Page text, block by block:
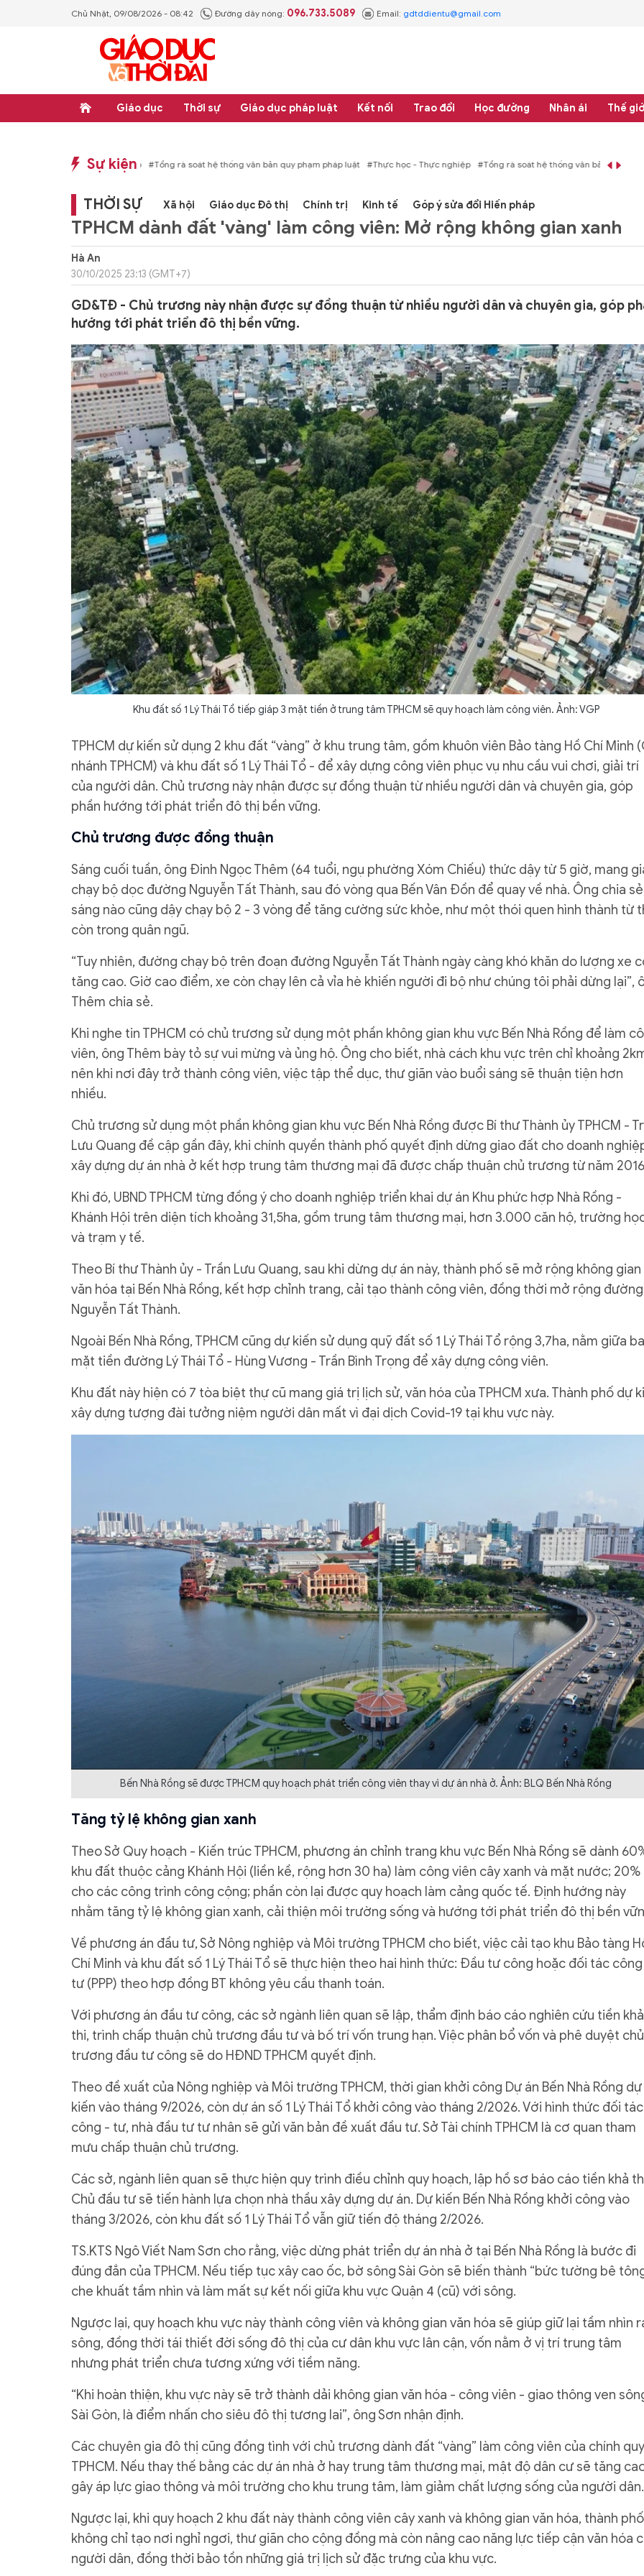
Chủ Nhật, 09/08/2026 - 08:42 Đường dây nóng: 096.733.5089 Email: gdtddientu@gmail.com
Giáo dục Thời sự Giáo dục pháp luật Kết nối Trao đổi Học đường Nhân ái Thế
Sự kiện
#Thực học - Thực nghiệp #Tổng rà soát hệ thống văn bản quy phạm pháp luật #Thực học - Thực nghiệp #Tổng rà soát hệ thống văn bản quy phạm
THỜI SỰ Xã hội Giáo dục Đô thị Chính trị Kinh tế Góp ý sửa đổi Hiến pháp
TPHCM dành đất 'vàng' làm công viên: Mở rộng không gian xanh
Hà An
30/10/2025 23:13 (GMT+7)
GD&TĐ - Chủ trương này nhận được sự đồng thuận từ nhiều người dân và chuyên gia, góp
hướng tới phát triển đô thị bền vững.
Khu đất số 1 Lý Thái Tổ tiếp giáp 3 mặt tiền ở trung tâm TPHCM sẽ quy hoạch làm công viên. Ảnh: VGP
TPHCM dự kiến sử dụng 2 khu đất “vàng” ở khu trung tâm, gồm khuôn viên Bảo tàng Hồ Chí Minh
nhánh TPHCM) và khu đất số 1 Lý Thái Tổ - để xây dựng công viên phục vụ nhu cầu vui chơi, giải trí
của người dân. Chủ trương này nhận được sự đồng thuận từ nhiều người dân và chuyên gia, góp
phần hướng tới phát triển đô thị bền vững.
Chủ trương được đồng thuận
Sáng cuối tuần, ông Đinh Ngọc Thêm (64 tuổi, ngụ phường Xóm Chiếu) thức dậy từ 5 giờ, mang
chạy bộ dọc đường Nguyễn Tất Thành, sau đó vòng qua Bến Vân Đồn để quay về nhà. Ông chia
sáng nào cũng dậy chạy bộ 2 - 3 vòng để tăng cường sức khỏe, như một thói quen hình thành từ
còn trong quân ngũ.
“Tuy nhiên, đường chạy bộ trên đoạn đường Nguyễn Tất Thành ngày càng khó khăn do lượng xe
tăng cao. Giờ cao điểm, xe còn chạy lên cả vỉa hè khiến người đi bộ như chúng tôi phải dừng lại”,
Thêm chia sẻ.
Khi nghe tin TPHCM có chủ trương sử dụng một phần không gian khu vực Bến Nhà Rồng để làm
viên, ông Thêm bày tỏ sự vui mừng và ủng hộ. Ông cho biết, nhà cách khu vực trên chỉ khoảng
nên khi nơi đây trở thành công viên, việc tập thể dục, thư giãn vào buổi sáng sẽ thuận tiện hơn
nhiều.
Chủ trương sử dụng một phần không gian khu vực Bến Nhà Rồng được Bí thư Thành ủy TPHCM -
Lưu Quang đề cập gần đây, khi chính quyền thành phố quyết định dừng giao đất cho doanh
xây dựng dự án nhà ở kết hợp trung tâm thương mại đã được chấp thuận chủ trương từ năm
Khi đó, UBND TPHCM từng đồng ý cho doanh nghiệp triển khai dự án Khu phức hợp Nhà Rồng -
Khánh Hội trên diện tích khoảng 31,5ha, gồm trung tâm thương mại, hơn 3.000 căn hộ, trường
và trạm y tế.
Theo Bí thư Thành ủy - Trần Lưu Quang, sau khi dừng dự án này, thành phố sẽ mở rộng không gian
văn hóa tại Bến Nhà Rồng, kết hợp chỉnh trang, cải tạo thành công viên, đồng thời mở rộng đường
Nguyễn Tất Thành.
Ngoài Bến Nhà Rồng, TPHCM cũng dự kiến sử dụng quỹ đất số 1 Lý Thái Tổ rộng 3,7ha, nằm giữa ba
mặt tiền đường Lý Thái Tổ - Hùng Vương - Trần Bình Trọng để xây dựng công viên.
Khu đất này hiện có 7 tòa biệt thự cũ mang giá trị lịch sử, văn hóa của TPHCM xưa. Thành phố dự
xây dựng tượng đài tưởng niệm người dân mất vì đại dịch Covid-19 tại khu vực này.
Bến Nhà Rồng sẽ được TPHCM quy hoạch phát triển công viên thay vì dự án nhà ở. Ảnh: BLQ Bến Nhà Rồng
Tăng tỷ lệ không gian xanh
Theo Sở Quy hoạch - Kiến trúc TPHCM, phương án chỉnh trang khu vực Bến Nhà Rồng sẽ dành
khu đất thuộc cảng Khánh Hội (liền kề, rộng hơn 30 ha) làm công viên cây xanh và mặt nước; 20%
cho các công trình công cộng; phần còn lại được quy hoạch làm cảng quốc tế. Định hướng này
nhằm tăng tỷ lệ không gian xanh, cải thiện môi trường sống và hướng tới phát triển đô thị bền
Về phương án đầu tư, Sở Nông nghiệp và Môi trường TPHCM cho biết, việc cải tạo khu Bảo tàng
Chí Minh và khu đất số 1 Lý Thái Tổ sẽ thực hiện theo hai hình thức: Đầu tư công hoặc đối tác
tư (PPP) theo hợp đồng BT không yêu cầu thanh toán.
Với phương án đầu tư công, các sở ngành liên quan sẽ lập, thẩm định báo cáo nghiên cứu tiền khả
thi, trình chấp thuận chủ trương đầu tư và bố trí vốn trung hạn. Việc phân bổ vốn và phê duyệt chủ
trương đầu tư công sẽ do HĐND TPHCM quyết định.
Theo đề xuất của Nông nghiệp và Môi trường TPHCM, thời gian khởi công Dự án Bến Nhà Rồng dự
kiến vào tháng 9/2026, còn dự án số 1 Lý Thái Tổ khởi công vào tháng 2/2026. Với hình thức đối tác
công - tư, nhà đầu tư tư nhân sẽ gửi văn bản đề xuất đầu tư. Sở Tài chính TPHCM là cơ quan tham
mưu chấp thuận chủ trương.
Các sở, ngành liên quan sẽ thực hiện quy trình điều chỉnh quy hoạch, lập hồ sơ báo cáo tiền khả
Chủ đầu tư sẽ tiến hành lựa chọn nhà thầu xây dựng dự án. Dự kiến Bến Nhà Rồng khởi công vào
tháng 3/2026, còn khu đất số 1 Lý Thái Tổ vẫn giữ tiến độ tháng 2/2026.
TS.KTS Ngô Viết Nam Sơn cho rằng, việc dừng phát triển dự án nhà ở tại Bến Nhà Rồng là bước đi
đúng đắn của TPHCM. Nếu tiếp tục xây cao ốc, bờ sông Sài Gòn sẽ biến thành “bức tường bê
che khuất tầm nhìn và làm mất sự kết nối giữa khu vực Quận 4 (cũ) với sông.
Ngược lại, quy hoạch khu vực này thành công viên và không gian văn hóa sẽ giúp giữ lại tầm nhìn
sông, đồng thời tái thiết đời sống đô thị của cư dân khu vực lân cận, vốn nằm ở vị trí trung tâm
nhưng phát triển chưa tương xứng với tiềm năng.
“Khi hoàn thiện, khu vực này sẽ trở thành dải không gian văn hóa - công viên - giao thông ven
Sài Gòn, là điểm nhấn cho siêu đô thị tương lai”, ông Sơn nhận định.
Các chuyên gia đô thị cũng đồng tình với chủ trương dành đất “vàng” làm công viên của chính
TPHCM. Nếu thay thế bằng các dự án nhà ở hay trung tâm thương mại, mật độ dân cư sẽ tăng
gây áp lực giao thông và môi trường cho khu trung tâm, làm giảm chất lượng sống của người dân.
Ngược lại, khi quy hoạch 2 khu đất này thành công viên cây xanh và không gian văn hóa, thành phố
không chỉ tạo nơi nghỉ ngơi, thư giãn cho cộng đồng mà còn nâng cao năng lực tiếp cận văn hóa
người dân, đồng thời bảo tồn những giá trị lịch sử đặc trưng của khu vực.